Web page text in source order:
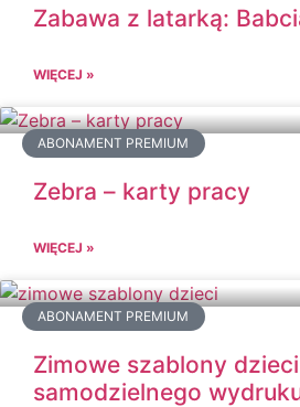
Zabawa z latarką:
WIĘCEJ »
ABONAMENT PREMIUM
Zebra – karty pracy
WIĘCEJ »
ABONAMENT PREMIUM
Zimowe szablony
samodzielnego